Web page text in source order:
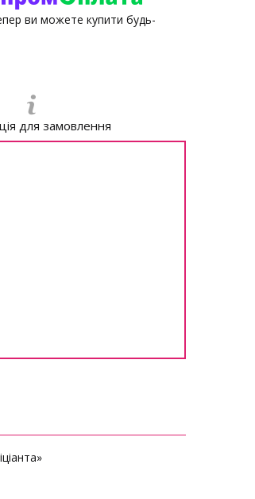
ви можете купити будь-
для замовлення